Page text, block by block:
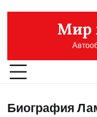
Мир
Биография